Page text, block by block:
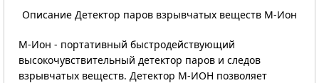
Описание Детектор паров взрывчатых веществ М-Ион
М-Ион - портативный быстродействующий
высокочувствительный детектор паров и следов
взрывчатых веществ. Детектор М-ИОН позволяет